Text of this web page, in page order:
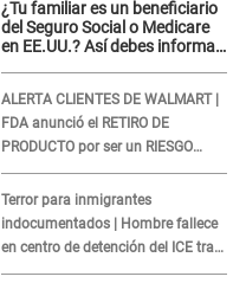
¿Tu familiar es un beneficiario
del Seguro Social o Medicare
en EE.UU.? Así debes informar
ALERTA CLIENTES DE WALMART |
FDA anunció el RETIRO DE
PRODUCTO por ser un RIESGO
MORTAL para consumidores: ¿Cuál
es?
Terror para inmigrantes
indocumentados | Hombre fallece
en centro de detención del ICE tras
sufrir una "emergencia médica"